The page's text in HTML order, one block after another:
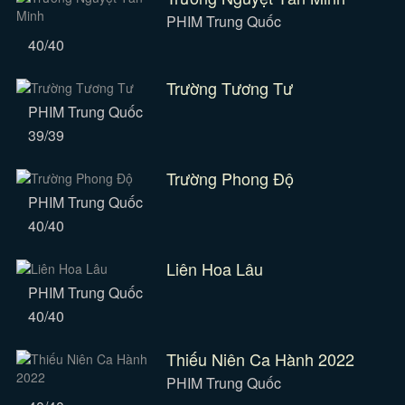
PHIM Trung Quốc
40/40
Trường Tương Tư
PHIM Trung Quốc
39/39
Trường Phong Độ
PHIM Trung Quốc
40/40
Liên Hoa Lâu
PHIM Trung Quốc
40/40
Thiếu Niên Ca Hành 2022
PHIM Trung Quốc